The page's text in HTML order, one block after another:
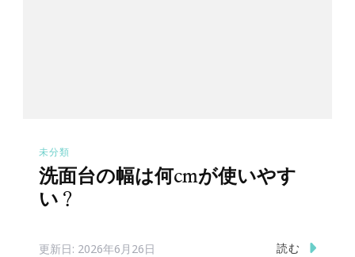
未分類
洗面台の幅は何cmが使いやす
い？
更新日: 2026年6月26日 読む